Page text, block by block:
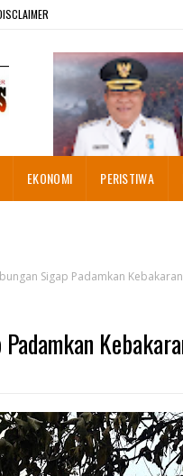
EKONOMI PERISTIWA
Sigap Padamkan